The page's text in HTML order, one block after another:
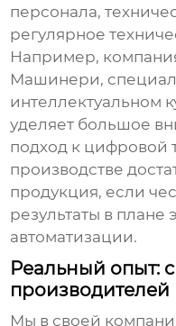
персонала,
регулярное
Например,
Машинери,
интеллектуальном
уделяет большое
подход к цифровой
производстве
продукция, если
результаты в
автоматизации.
Реальный опыт:
производителей
Мы в своей